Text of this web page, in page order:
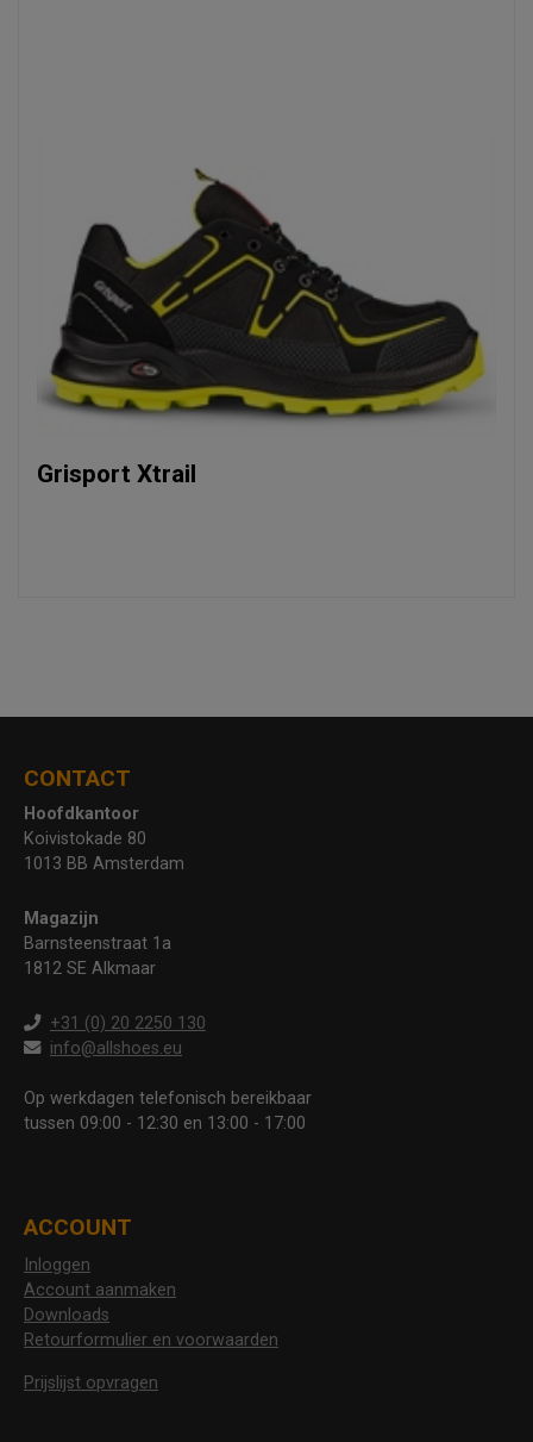
Grisport Xtrail
CONTACT
Hoofdkantoor
Koivistokade 80
1013 BB Amsterdam
Magazijn
Barnsteenstraat 1a
1812 SE Alkmaar
+31 (0) 20 2250 130
info@allshoes.eu
Op werkdagen telefonisch bereikbaar
tussen 09:00 - 12:30 en 13:00 - 17:00
ACCOUNT
Inloggen
Account aanmaken
Downloads
Retourformulier en voorwaarden
Prijslijst opvragen